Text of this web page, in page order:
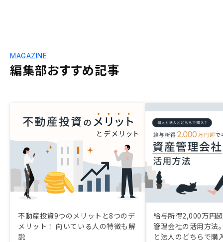
編集部おすすめ記事
MAGAZINE
不動産投資9つのメリットと8つのデ
メリット！ 向いている人の特徴も解
説
給与所得2,000万円
管理会社の活用方法
と法人のどちらで購